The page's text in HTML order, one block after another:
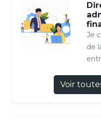
Je
de
Voir